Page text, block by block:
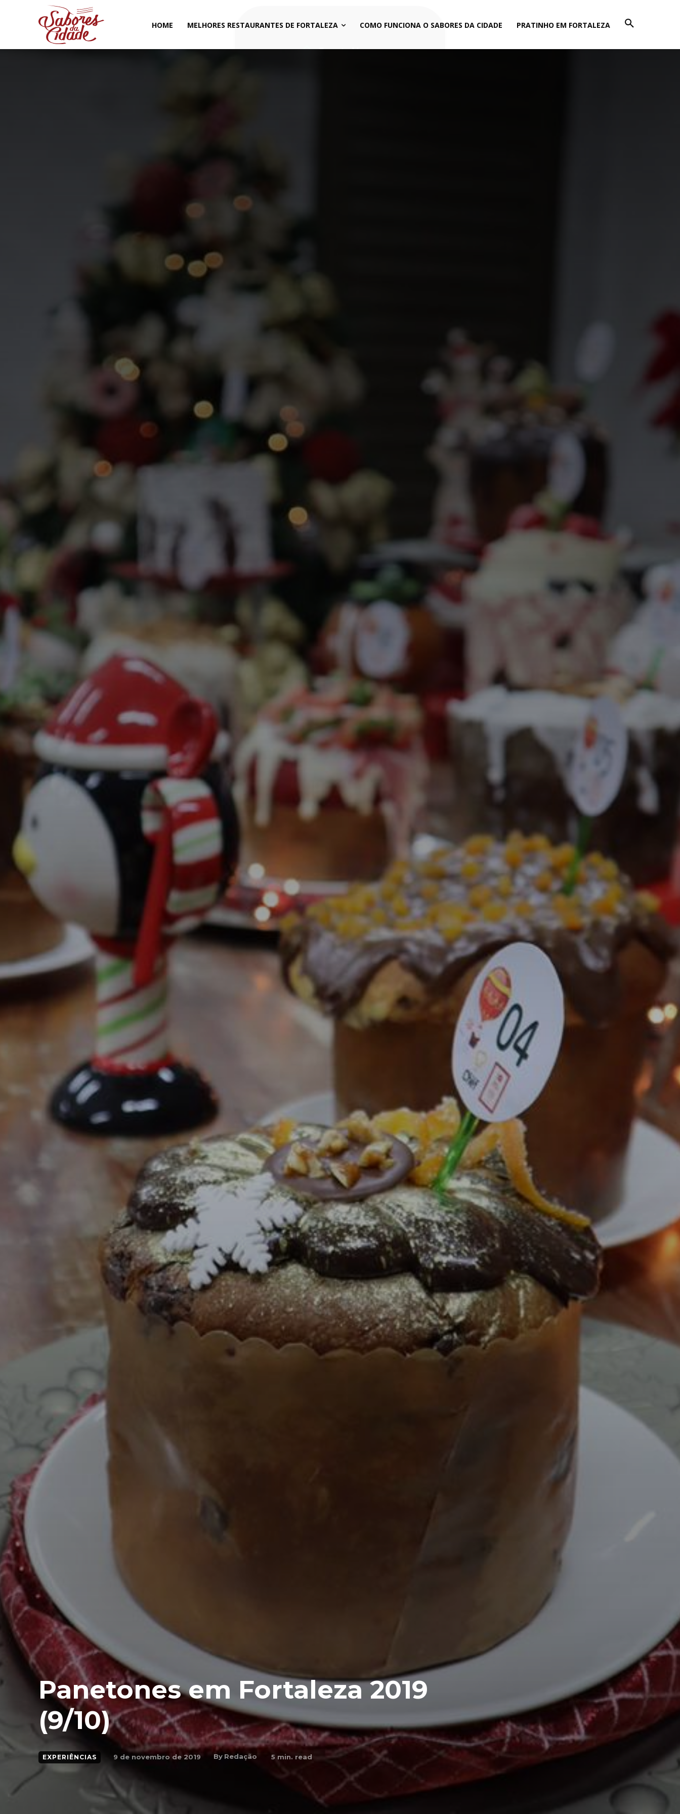
HOME MELHORES RESTAURANTES DE FORTALEZA COMO FUNCIONA O SABORES DA CIDADE PRATINHO EM FORTALEZA
Panetones em Fortaleza 2019
(9/10)
EXPERIÊNCIAS 9 de novembro de 2019 By Redação 5 min. read